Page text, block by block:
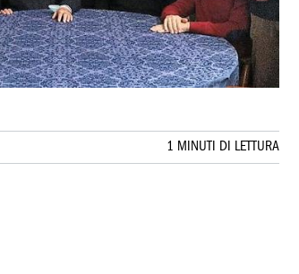
1 MINUTI DI LETTURA